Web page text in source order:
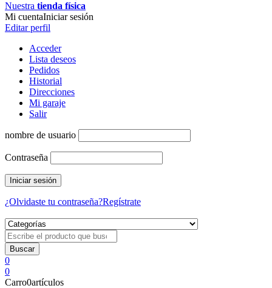
Nuestra tienda física
Mi cuentaIniciar sesión
Editar perfil
Acceder
Lista deseos
Pedidos
Historial
Direcciones
Mi garaje
Salir
nombre de usuario
Contraseña
¿Olvidaste tu contraseña?Regístrate
0
0
Carro0artículos